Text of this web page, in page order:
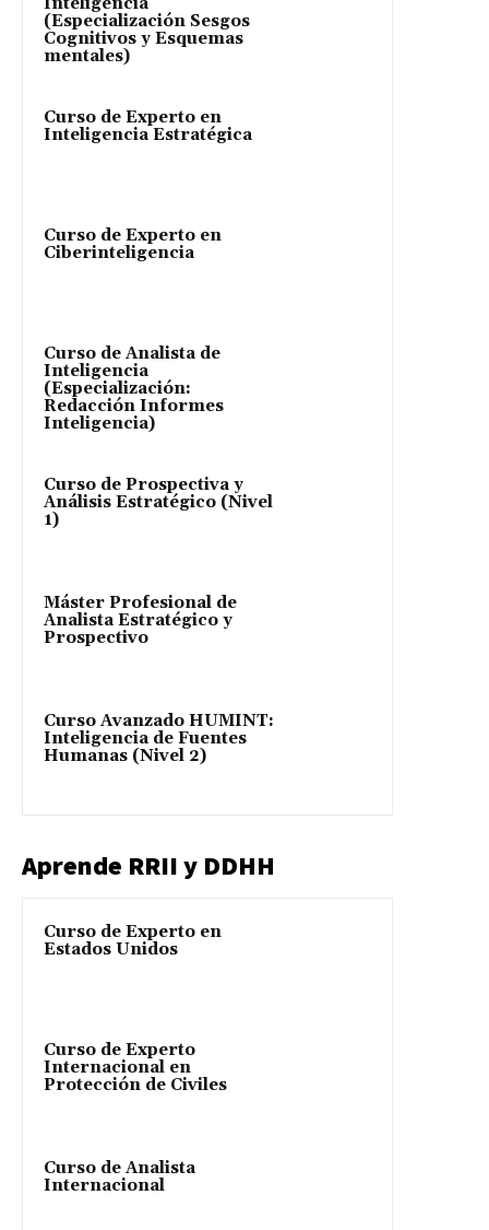
(Especialización Sesgos
Cognitivos y Esquemas
mentales)
Curso de Experto en
Inteligencia Estratégica
Curso de Experto en
Ciberinteligencia
Curso de Analista de
Inteligencia
(Especialización:
Redacción Informes
Inteligencia)
Curso de Prospectiva y
Análisis Estratégico (Nivel
1)
Máster Profesional de
Analista Estratégico y
Prospectivo
Curso Avanzado HUMINT:
Inteligencia de Fuentes
Humanas (Nivel 2)
Aprende RRII y DDHH
Curso de Experto en
Estados Unidos
Curso de Experto
Internacional en
Protección de Civiles
Curso de Analista
Internacional